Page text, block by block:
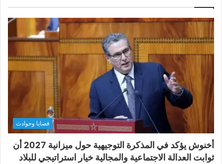
قضايا وحوادث
أخنوش يؤكد في المذكرة التوجيهية حول ميزانية 2027 أن
ثوابت العدالة الاجتماعية والمجالية خيار استراتيجي للبلاد